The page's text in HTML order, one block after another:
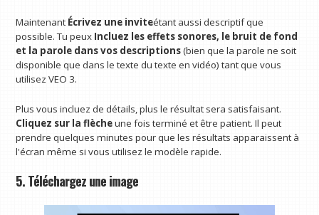
Maintenant Écrivez une inviteétant aussi descriptif que
possible. Tu peux Incluez les effets sonores, le bruit de fond
et la parole dans vos descriptions(bien que la parole ne soit
disponible que dans le texte du texte en vidéo) tant que vous
utilisez VEO 3.
Plus vous incluez de détails, plus le résultat sera satisfaisant.
Cliquez sur la flècheune fois terminé et être patient. Il peut
prendre quelques minutes pour que les résultats apparaissent à
l'écran même si vous utilisez le modèle rapide.
5. Téléchargez une image